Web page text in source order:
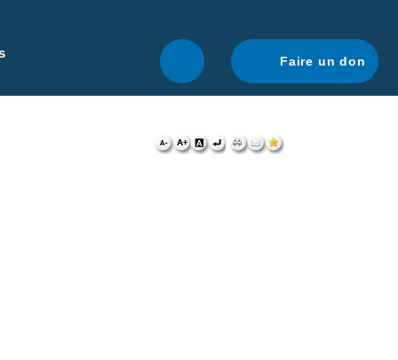
navigation optimale.
Faire un don